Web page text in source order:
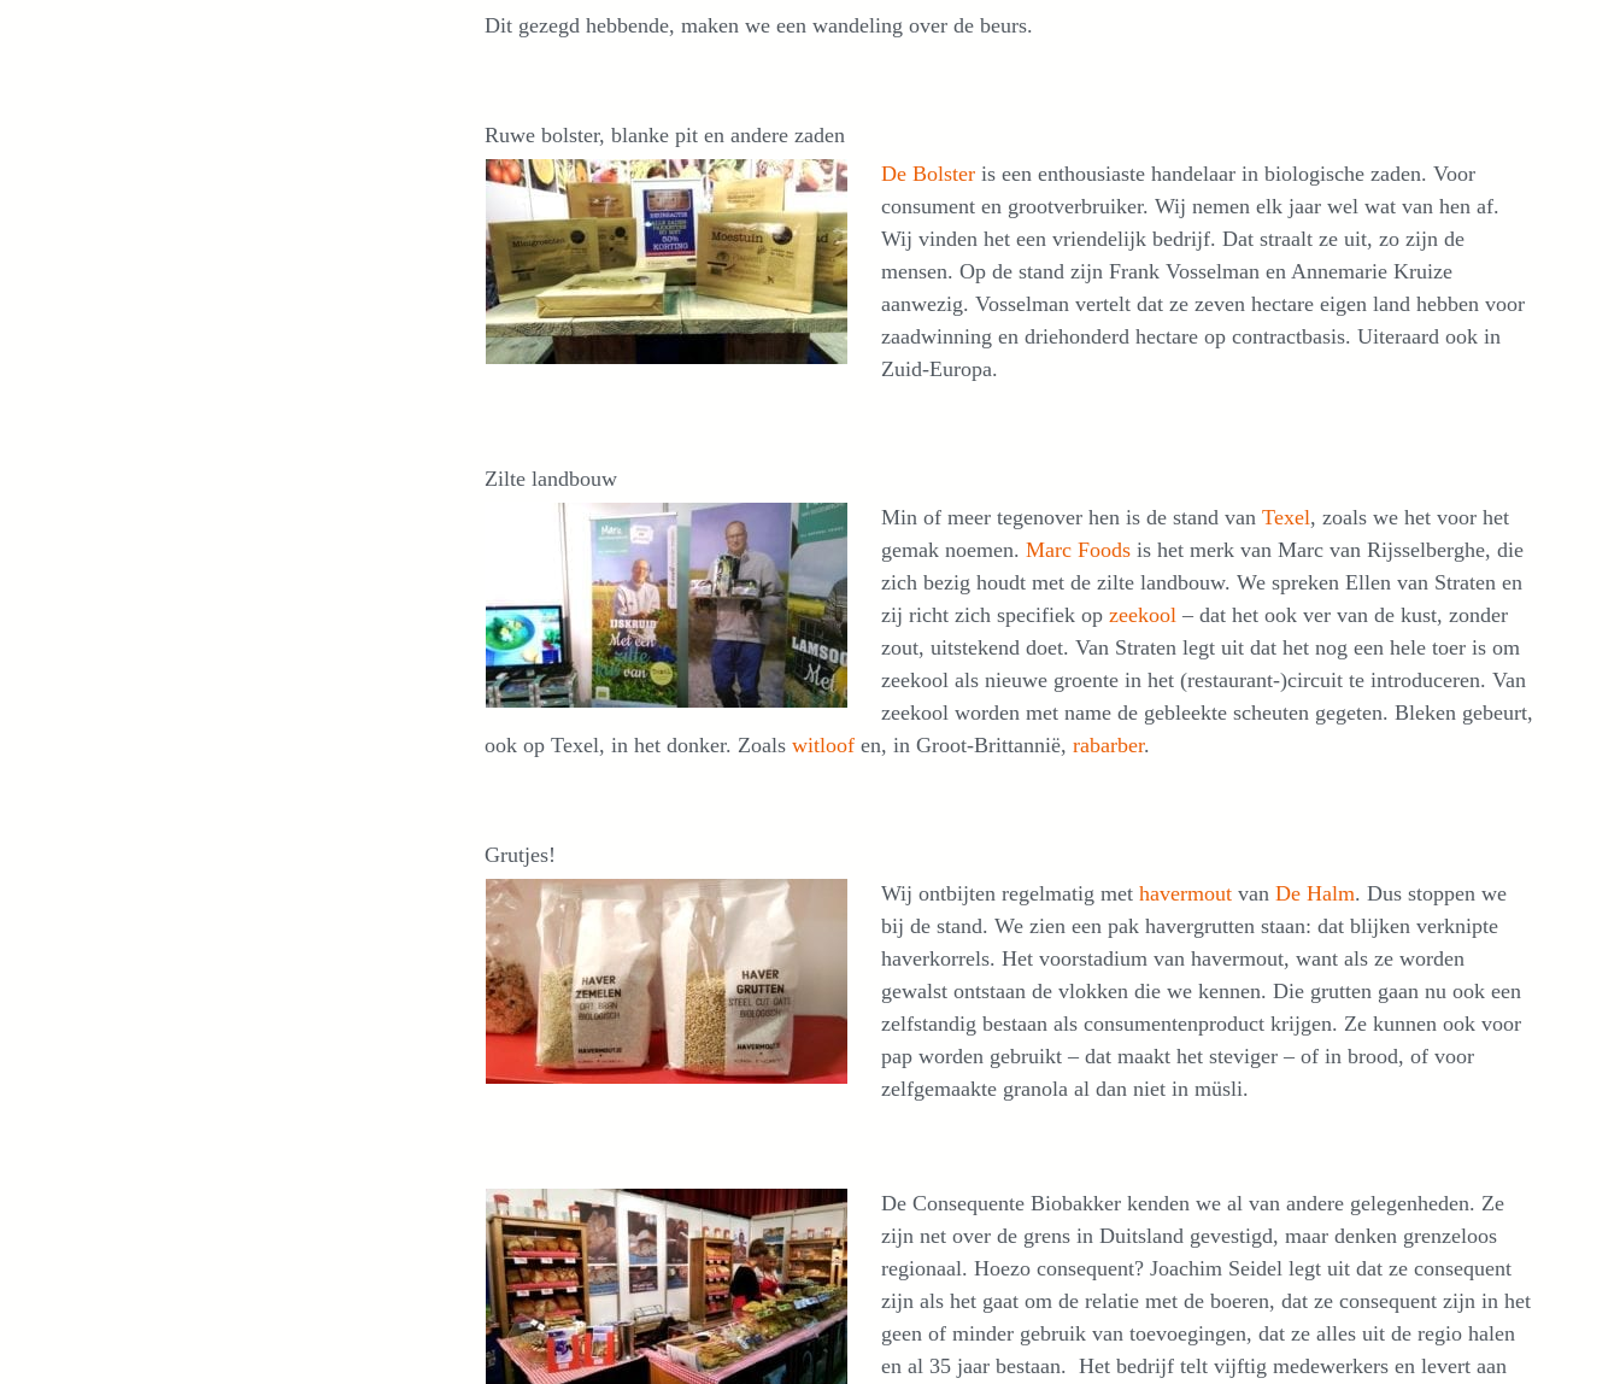
Dit gezegd hebbende, maken we een wandeling over de beurs.
Ruwe bolster, blanke pit en andere zaden
De Bolster is een enthousiaste handelaar in biologische zaden. Voor
consument en grootverbruiker. Wij nemen elk jaar wel wat van hen af.
Wij vinden het een vriendelijk bedrijf. Dat straalt ze uit, zo zijn de
mensen. Op de stand zijn Frank Vosselman en Annemarie Kruize
aanwezig. Vosselman vertelt dat ze zeven hectare eigen land hebben voor
zaadwinning en driehonderd hectare op contractbasis. Uiteraard ook in
Zuid-Europa.
Zilte landbouw
Min of meer tegenover hen is de stand van Texel, zoals we het voor het
gemak noemen. Marc Foods is het merk van Marc van Rijsselberghe, die
zich bezig houdt met de zilte landbouw. We spreken Ellen van Straten en
zij richt zich specifiek op zeekool – dat het ook ver van de kust, zonder
zout, uitstekend doet. Van Straten legt uit dat het nog een hele toer is om
zeekool als nieuwe groente in het (restaurant-)circuit te introduceren. Van
zeekool worden met name de gebleekte scheuten gegeten. Bleken gebeurt,
ook op Texel, in het donker. Zoals witloof en, in Groot-Brittannië, rabarber.
Grutjes!
Wij ontbijten regelmatig met havermout van De Halm. Dus stoppen we
bij de stand. We zien een pak havergrutten staan: dat blijken verknipte
haverkorrels. Het voorstadium van havermout, want als ze worden
gewalst ontstaan de vlokken die we kennen. Die grutten gaan nu ook een
zelfstandig bestaan als consumentenproduct krijgen. Ze kunnen ook voor
pap worden gebruikt – dat maakt het steviger – of in brood, of voor
zelfgemaakte granola al dan niet in müsli.
De Consequente Biobakker kenden we al van andere gelegenheden. Ze
zijn net over de grens in Duitsland gevestigd, maar denken grenzeloos
regionaal. Hoezo consequent? Joachim Seidel legt uit dat ze consequent
zijn als het gaat om de relatie met de boeren, dat ze consequent zijn in het
geen of minder gebruik van toevoegingen, dat ze alles uit de regio halen
en al 35 jaar bestaan. Het bedrijf telt vijftig medewerkers en levert aan